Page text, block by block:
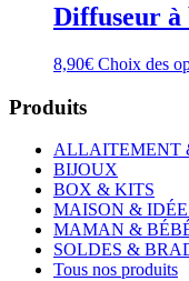
Diffuseur à
8,90€ Choix des
Produits
ALLAITEMENT
BIJOUX
BOX & KITS
MAISON &
MAMAN &
SOLDES &
Tous nos produits